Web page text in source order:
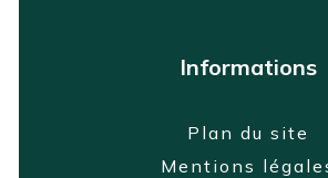
Informations
Plan du site
Mentions